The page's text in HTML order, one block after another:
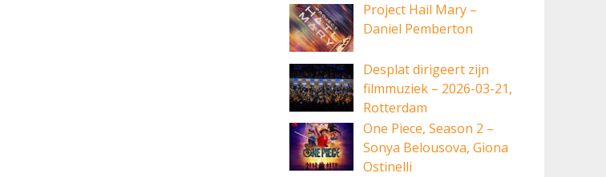
Project Hail Mary –
Daniel Pemberton
Desplat dirigeert zijn
filmmuziek – 2026-03-21,
Rotterdam
One Piece, Season 2 –
Sonya Belousova, Giona
Ostinelli